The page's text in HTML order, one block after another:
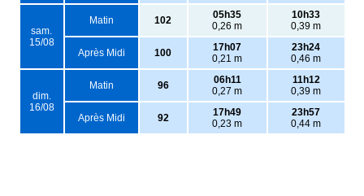
sam.
15/08
Matin 102
05h35
0,26 m
10h33
0,39 m
Après Midi 100
17h07
0,21 m
23h24
0,46 m
dim.
16/08
Matin 96
06h11
0,27 m
11h12
0,39 m
Après Midi 92
17h49
0,23 m
23h57
0,44 m